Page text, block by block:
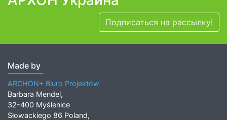
Подписаться на рассылку!
Made by
ARCHON+ Biuro Projektów
Barbara Mendel,
32-400 Myślenice
Słowackiego 86 Poland,